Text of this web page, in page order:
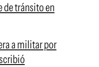
de tránsito en
a militar por